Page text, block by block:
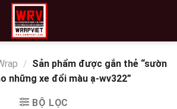
/ Sản phẩm được gắn thẻ “sườn
những xe đổi màu ạ-wv322”
BỘ LỌC